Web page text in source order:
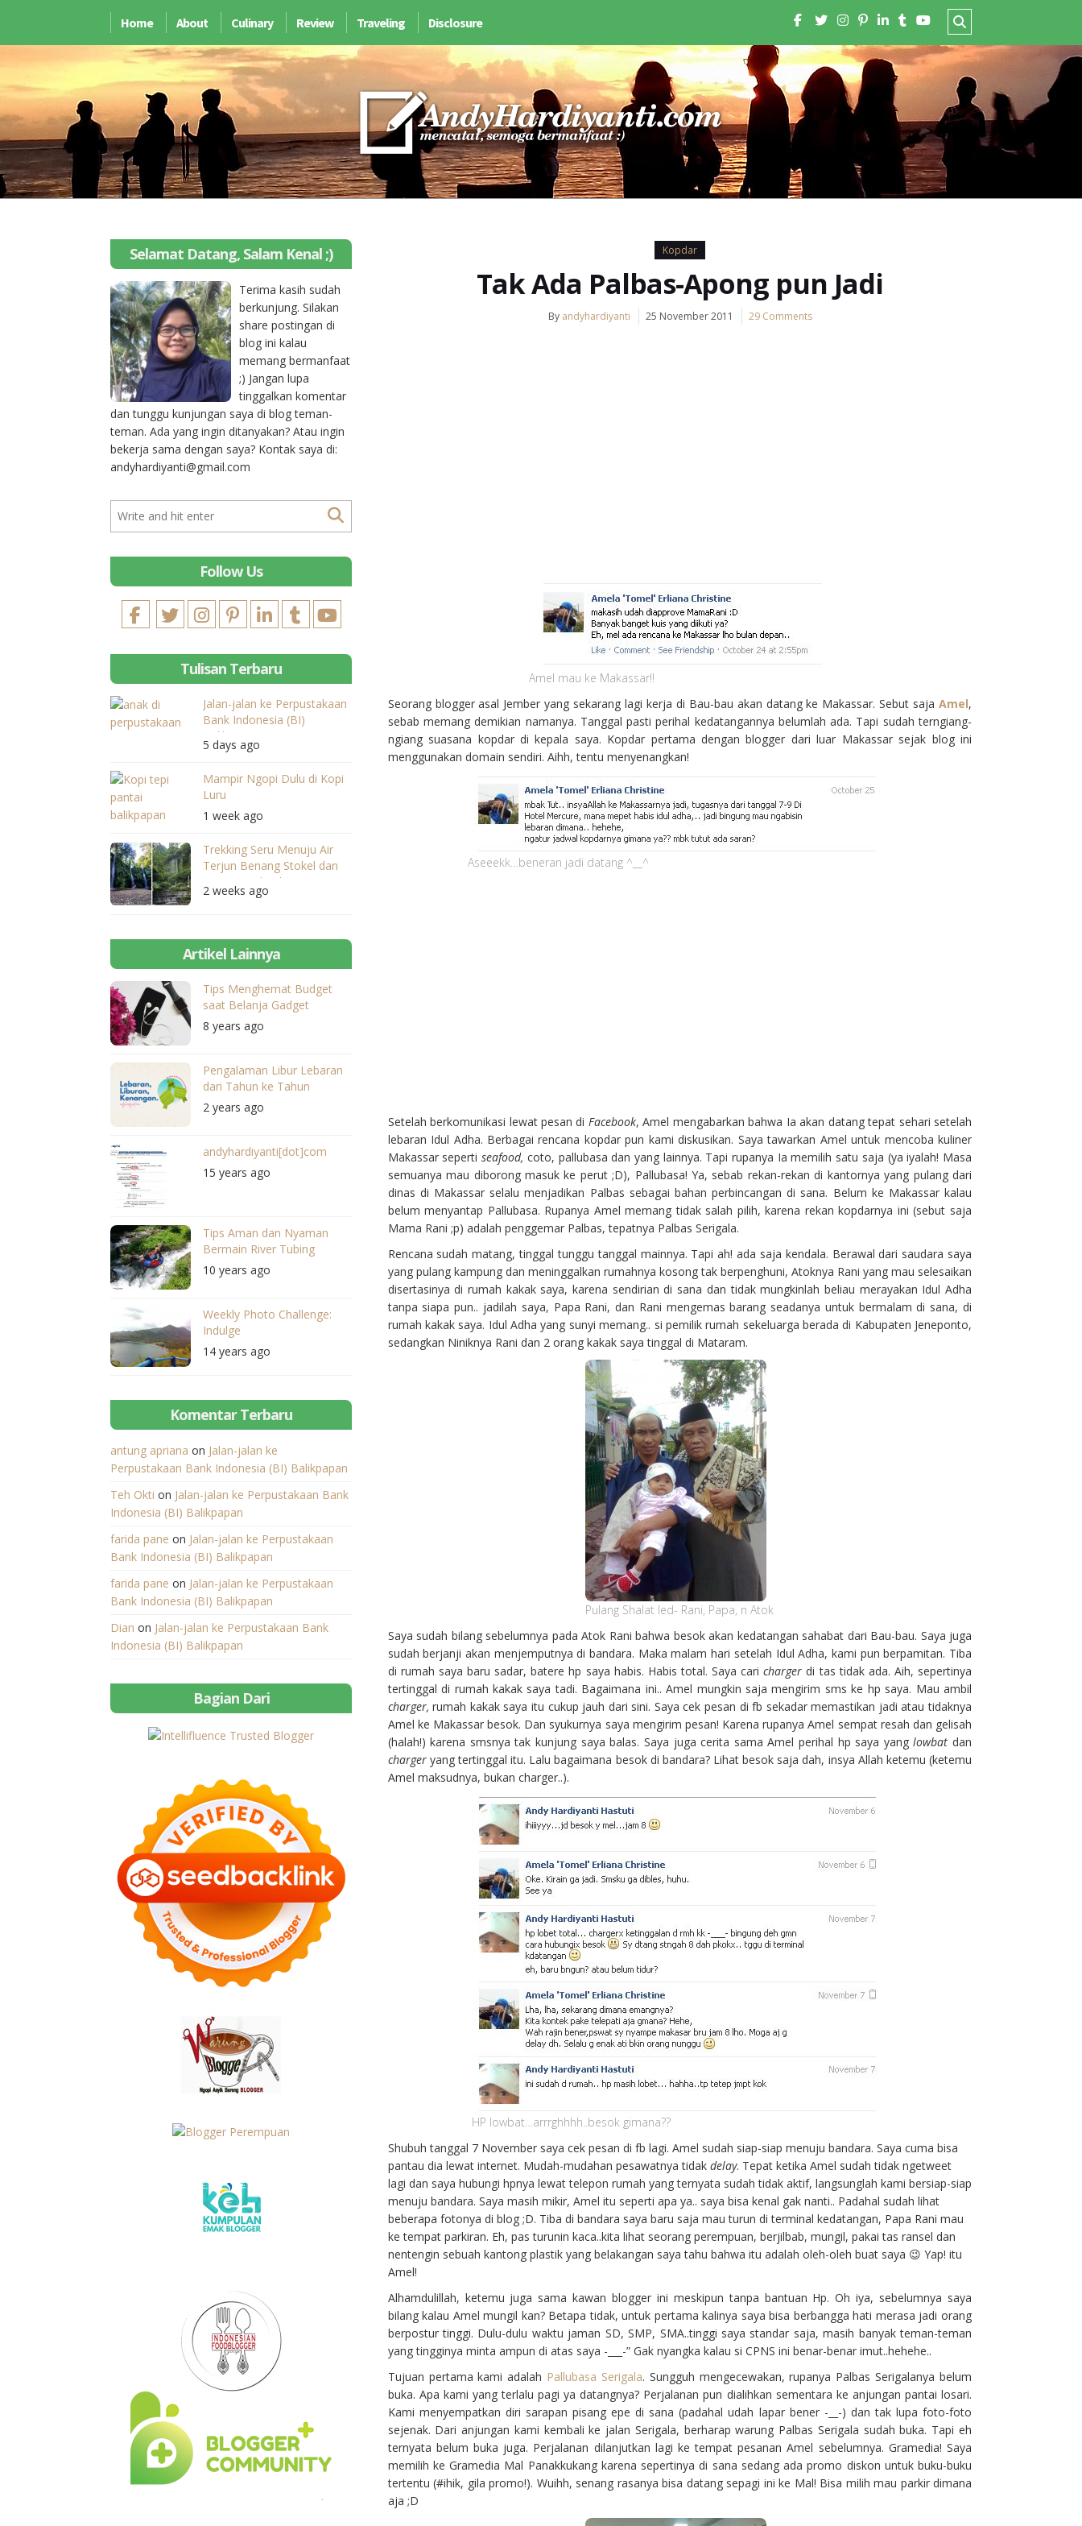
Home About Culinary Review Traveling Disclosure
Kopdar
Tak Ada Palbas-Apong pun Jadi
By andyhardiyanti 25 November 2011 29 Comments
Amel mau ke Makassar!!
Seorang blogger asal Jember yang sekarang lagi kerja di Bau-bau akan datang ke Makassar. Sebut saja Amel,
sebab memang demikian namanya. Tanggal pasti perihal kedatangannya belumlah ada. Tapi sudah terngiang-
ngiang suasana kopdar di kepala saya. Kopdar pertama dengan blogger dari luar Makassar sejak blog ini
menggunakan domain sendiri. Aihh, tentu menyenangkan!
Aseeekk…beneran jadi datang ^__^
Setelah berkomunikasi lewat pesan di Facebook, Amel mengabarkan bahwa Ia akan datang tepat sehari setelah
lebaran Idul Adha. Berbagai rencana kopdar pun kami diskusikan. Saya tawarkan Amel untuk mencoba kuliner
Makassar sepertiseafood, coto, pallubasa dan yang lainnya. Tapi rupanya Ia memilih satu saja (ya iyalah! Masa
semuanya mau diborong masuk ke perut ;D), Pallubasa! Ya, sebab rekan-rekan di kantornya yang pulang dari
dinas di Makassar selalu menjadikan Palbas sebagai bahan perbincangan di sana. Belum ke Makassar kalau
belum menyantap Pallubasa. Rupanya Amel memang tidak salah pilih, karena rekan kopdarnya ini (sebut saja
Mama Rani ;p) adalah penggemar Palbas, tepatnya Palbas Serigala.
Rencana sudah matang, tinggal tunggu tanggal mainnya. Tapi ah! ada saja kendala. Berawal dari saudara saya
yang pulang kampung dan meninggalkan rumahnya kosong tak berpenghuni, Atoknya Rani yang mau selesaikan
disertasinya di rumah kakak saya, karena sendirian di sana dan tidak mungkinlah beliau merayakan Idul Adha
tanpa siapa pun.. jadilah saya, Papa Rani, dan Rani mengemas barang seadanya untuk bermalam di sana, di
rumah kakak saya. Idul Adha yang sunyi memang.. si pemilik rumah sekeluarga berada di Kabupaten Jeneponto,
sedangkan Niniknya Rani dan 2 orang kakak saya tinggal di Mataram.
Pulang Shalat Ied- Rani, Papa, n Atok
Saya sudah bilang sebelumnya pada Atok Rani bahwa besok akan kedatangan sahabat dari Bau-bau. Saya juga
sudah berjanji akan menjemputnya di bandara. Maka malam hari setelah Idul Adha, kami pun berpamitan. Tiba
di rumah saya baru sadar, batere hp saya habis. Habis total. Saya carichargerdi tas tidak ada. Aih, sepertinya
tertinggal di rumah kakak saya tadi. Bagaimana ini.. Amel mungkin saja mengirim sms ke hp saya. Mau ambil
charger,rumah kakak saya itu cukup jauh dari sini. Saya cek pesan di fb sekadar memastikan jadi atau tidaknya
Amel ke Makassar besok. Dan syukurnya saya mengirim pesan! Karena rupanya Amel sempat resah dan gelisah
(halah!) karena smsnya tak kunjung saya balas. Saya juga cerita sama Amel perihal hp saya yanglowbat dan
chargeryang tertinggal itu. Lalu bagaimana besok di bandara? Lihat besok saja dah, insya Allah ketemu (ketemu
Amel maksudnya, bukan charger..).
HP lowbat…arrrghhhh..besok gimana??
Shubuh tanggal 7 November saya cek pesan di fb lagi. Amel sudah siap-siap menuju bandara. Saya cuma bisa
pantau dia lewat internet. Mudah-mudahan pesawatnya tidak delay. Tepat ketika Amel sudah tidak ngetweet
lagi dan saya hubungi hpnya lewat telepon rumah yang ternyata sudah tidak aktif, langsunglah kami bersiap-siap
menuju bandara. Saya masih mikir, Amel itu seperti apa ya.. saya bisa kenal gak nanti.. Padahal sudah lihat
beberapa fotonya di blog ;D. Tiba di bandara saya baru saja mau turun di terminal kedatangan, Papa Rani mau
ke tempat parkiran. Eh, pas turunin kaca..kita lihat seorang perempuan, berjilbab, mungil, pakai tas ransel dan
nentengin sebuah kantong plastik yang belakangan saya tahu bahwa itu adalah oleh-oleh buat saya 😉 Yap! itu
Amel!
Alhamdulillah, ketemu juga sama kawan blogger ini meskipun tanpa bantuan Hp. Oh iya, sebelumnya saya
bilang kalau Amel mungil kan? Betapa tidak, untuk pertama kalinya saya bisa berbangga hati merasa jadi orang
berpostur tinggi. Dulu-dulu waktu jaman SD, SMP, SMA..tinggi saya standar saja, masih banyak teman-teman
yang tingginya minta ampun di atas saya -___-” Gak nyangka kalau si CPNS ini benar-benar imut..hehehe..
Tujuan pertama kami adalah Pallubasa Serigala. Sungguh mengecewakan, rupanya Palbas Serigalanya belum
buka. Apa kami yang terlalu pagi ya datangnya? Perjalanan pun dialihkan sementara ke anjungan pantai losari.
Kami menyempatkan diri sarapan pisang epe di sana (padahal udah lapar bener -__-) dan tak lupa foto-foto
sejenak. Dari anjungan kami kembali ke jalan Serigala, berharap warung Palbas Serigala sudah buka. Tapi eh
ternyata belum buka juga. Perjalanan dilanjutkan lagi ke tempat pesanan Amel sebelumnya. Gramedia! Saya
memilih ke Gramedia Mal Panakkukang karena sepertinya di sana sedang ada promo diskon untuk buku-buku
tertentu (#ihik, gila promo!). Wuihh, senang rasanya bisa datang sepagi ini ke Mal! Bisa milih mau parkir dimana
aja ;D
Selamat Datang, Salam Kenal ;)
Terima kasih sudah
berkunjung. Silakan
share postingan di
blog ini kalau
memang bermanfaat
;) Jangan lupa
tinggalkan komentar
dan tunggu kunjungan saya di blog teman-
teman. Ada yang ingin ditanyakan? Atau ingin
bekerja sama dengan saya? Kontak saya di:
andyhardiyanti@gmail.com
Follow Us
Tulisan Terbaru
Jalan-jalan ke Perpustakaan
Bank Indonesia (BI)
Balikpapan
5 days ago
Mampir Ngopi Dulu di Kopi
Luru
1 week ago
Trekking Seru Menuju Air
Terjun Benang Stokel dan
Benang Kelambu
2 weeks ago
Artikel Lainnya
Tips Menghemat Budget
saat Belanja Gadget
8 years ago
Pengalaman Libur Lebaran
dari Tahun ke Tahun
2 years ago
andyhardiyanti[dot]com
15 years ago
Tips Aman dan Nyaman
Bermain River Tubing
10 years ago
Weekly Photo Challenge:
Indulge
14 years ago
Komentar Terbaru
antung apriana on Jalan-jalan ke
Perpustakaan Bank Indonesia (BI) Balikpapan
Teh Okti on Jalan-jalan ke Perpustakaan Bank
Indonesia (BI) Balikpapan
farida pane on Jalan-jalan ke Perpustakaan
Bank Indonesia (BI) Balikpapan
farida pane on Jalan-jalan ke Perpustakaan
Bank Indonesia (BI) Balikpapan
Dian on Jalan-jalan ke Perpustakaan Bank
Indonesia (BI) Balikpapan
Bagian Dari